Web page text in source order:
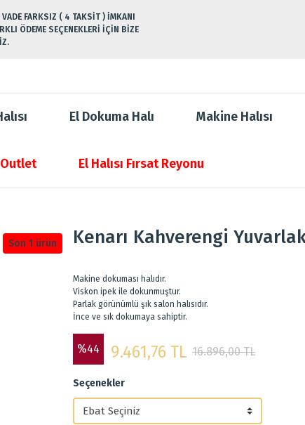
FARKSIZ ( 4 TAKSİT ) İMKANI
ÖDEME SEÇENEKLERİ İÇİN BİZE
El Dokuma Halı Makine Halısı
Outlet El Halısı Fırsat Reyonu
Son 1 ürün Kenarı Kahverengi
Makine dokuması halıdır.
Viskon ipek ile dokunmuştur.
Parlak görünümlü şık salon halısıdır.
İnce ve sık dokumaya sahiptir.
%44 9.461,76 TL 16.896,00 TL
Seçenekler